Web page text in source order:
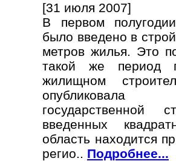
[31 июля 2007]
В первом
было введено в
метров жилья. Это
такой же период
жилищном
опубликовала
государственной
введенных
область находится
регио.. Подробнее...